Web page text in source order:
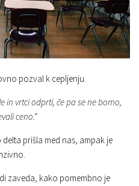
pozval k cepljenju.
in vrtci odprti, če pa se ne bomo,
ceno.”
prišla med nas, ampak je
zaveda, kako pomembno je